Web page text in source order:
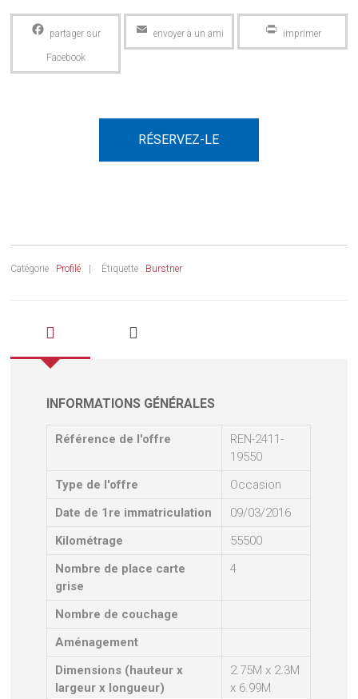
Facebook Email PrintFriendly
RÉSERVEZ-LE
Catégorie : Profilé Étiquette : Burstner
INFORMATIONS GÉNÉRALES
Référence de l'offre
REN-2411-
19550
Type de l'offre
Occasion
Date de 1re immatriculation
09/03/2016
Kilométrage
55500
Nombre de place carte
grise
4
Nombre de couchage
Aménagement
Dimensions (hauteur x
largeur x longueur)
2.75M x 2.3M
x 6.99M